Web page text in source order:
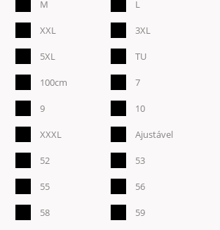
M L
XXL 3XL
5XL TU
100cm 7
9 10
XXXL Ajustável
52 53
55 56
58 59